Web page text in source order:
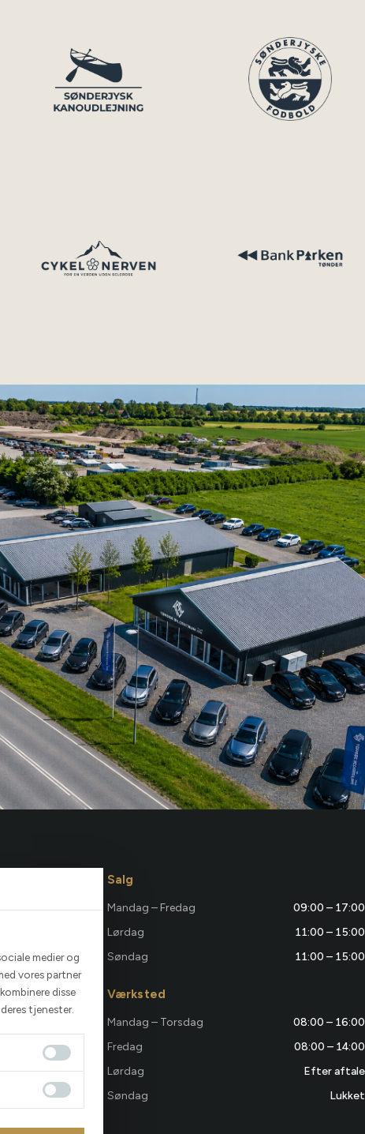
Salg
Mandag – Fredag
09:00 – 17:00
Lørdag
11:00 – 15:00
Søndag
11:00 – 15:00
Værksted
Mandag – Torsdag
08:00 – 16:00
Fredag
08:00 – 14:00
Lørdag
Efter aftale
Søndag
Lukket
medier og
vores partner
disse
tjenester.